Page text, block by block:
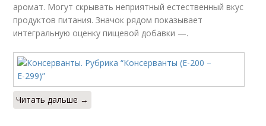
аромат. Могут скрывать неприятный естественный вкус
продуктов питания. Значок рядом показывает
интегральную оценку пищевой добавки —.
Читать дальше →